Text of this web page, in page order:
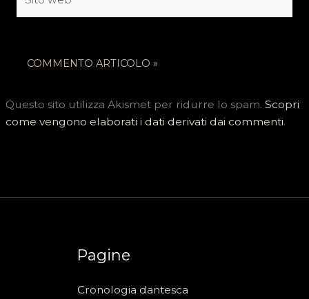
web
Questo sito utilizza Akismet per ridurre lo spam.Scopri
come vengono elaborati i dati derivati dai commenti.
Pagine
Cronologia dantesca